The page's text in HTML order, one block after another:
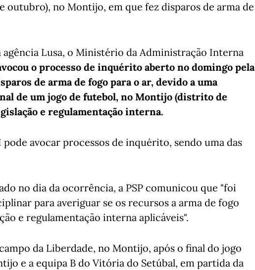
outubro), no Montijo, em que fez disparos de arma de
agência Lusa, o Ministério da Administração Interna
o processo de inquérito aberto no domingo pela
de arma de fogo para o ar, devido a uma
de um jogo de futebol, no Montijo (distrito de
e regulamentação interna.
pode avocar processos de inquérito, sendo uma das
no dia da ocorrência, a PSP comunicou que "foi
para averiguar se os recursos a arma de fogo
e regulamentação interna aplicáveis".
da Liberdade, no Montijo, após o final do jogo
e a equipa B do Vitória do Setúbal, em partida da